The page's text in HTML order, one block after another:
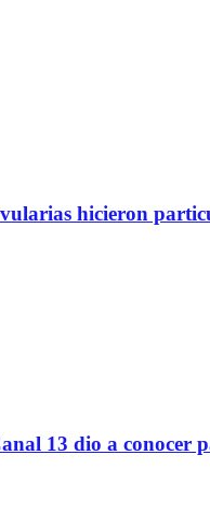
hicieron
13 dio a conocer